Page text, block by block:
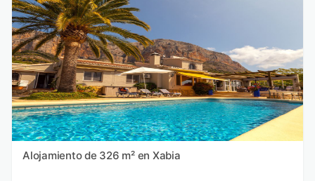
Alojamiento de 326 m² en Xabia